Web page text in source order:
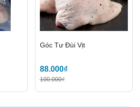
Góc Tư Đùi Vịt
88.000₫
100.000₫